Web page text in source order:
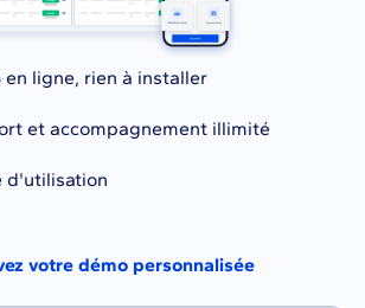
en ligne, rien à installer
et accompagnement illimité
d'utilisation
votre démo personnalisée